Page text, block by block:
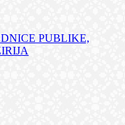
PUBLIKE,